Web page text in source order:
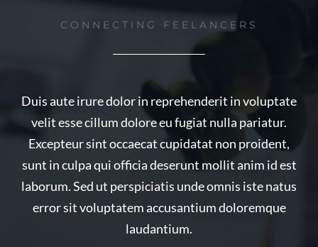
CONNECTING FEELANCERS
Duis aute irure dolor in reprehenderit in voluptate
velit esse cillum dolore eu fugiat nulla pariatur.
Excepteur sint occaecat cupidatat non proident,
sunt in culpa qui officia deserunt mollit anim id est
laborum. Sed ut perspiciatis unde omnis iste natus
error sit voluptatem accusantium doloremque
laudantium.